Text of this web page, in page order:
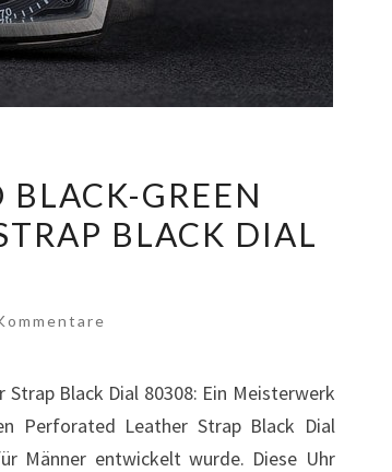
GREEN
BLACK DIAL
Black Dial 80308: Ein Meisterwerk
Perforated Leather Strap Black Dial
Männer entwickelt wurde. Diese Uhr